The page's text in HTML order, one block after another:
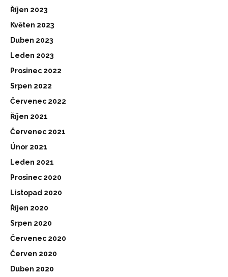
Říjen 2023
Květen 2023
Duben 2023
Leden 2023
Prosinec 2022
Srpen 2022
Červenec 2022
Říjen 2021
Červenec 2021
Únor 2021
Leden 2021
Prosinec 2020
Listopad 2020
Říjen 2020
Srpen 2020
Červenec 2020
Červen 2020
Duben 2020